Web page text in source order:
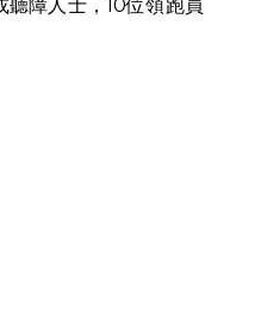
障人士，10位領跑員